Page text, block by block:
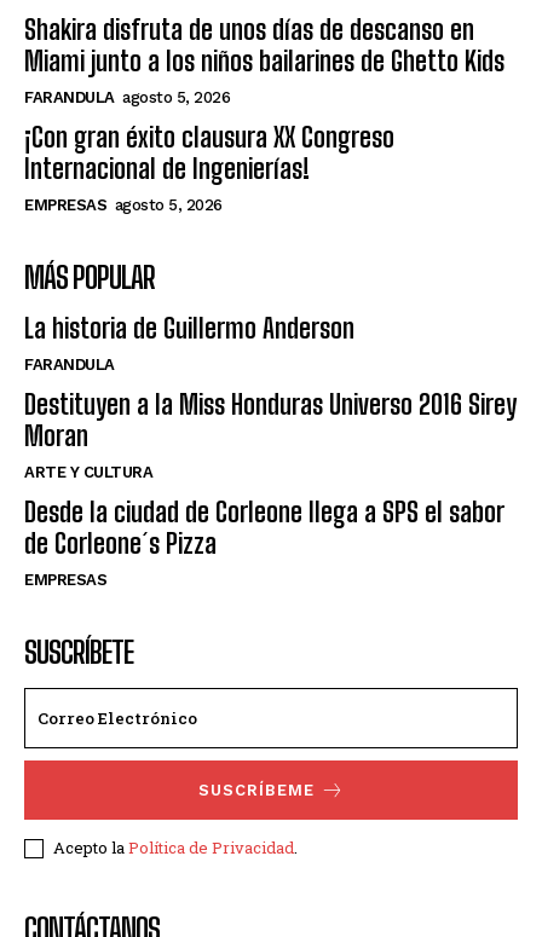
Shakira disfruta de unos días de descanso en
Miami junto a los niños bailarines de Ghetto Kids
FARANDULA agosto 5, 2026
¡Con gran éxito clausura XX Congreso
Internacional de Ingenierías!
EMPRESAS agosto 5, 2026
MÁS POPULAR
La historia de Guillermo Anderson
FARANDULA
Destituyen a la Miss Honduras Universo 2016 Sirey
Moran
ARTE Y CULTURA
Desde la ciudad de Corleone llega a SPS el sabor
de Corleone´s Pizza
EMPRESAS
SUSCRÍBETE
SUSCRÍBEME
Acepto laPolítica de Privacidad.
CONTÁCTANOS